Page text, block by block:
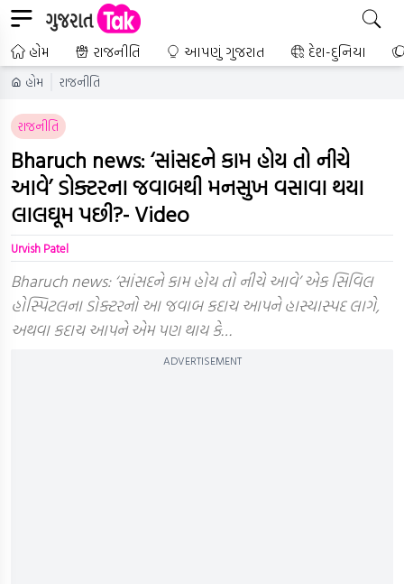
હોમ રાજનીતિ આપણું ગુજરાત દેશ-દુનિયા
હોમ રાજનીતિ
રાજનીતિ
Bharuch news: ‘સાંસદને કામ હોય તો નીચે
આવે’ ડોક્ટરના જવાબથી મનસુખ વસાવા થયા
લાલઘૂમ પછી?- Video
Urvish Patel
Bharuch news: ‘સાંસદને કામ હોય તો નીચે આવે’ એક સિવિલ
હોસ્પિટલના ડોક્ટરનો આ જવાબ કદાચ આપને હાસ્યાસ્પદ લાગે,
અથવા કદાચ આપને એમ પણ થાય કે…
ADVERTISEMENT